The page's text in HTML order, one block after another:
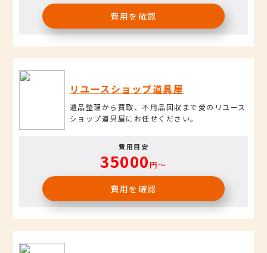
費用を確認
リユースショップ道具屋
遺品整理から買取、不用品回収まで愛のリユース
ショップ道具屋にお任せください。
費用目安
35000円〜
費用を確認